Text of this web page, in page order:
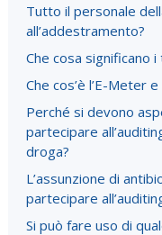
Tutto il personale
all’addestramento?
Che cosa significano i
Che cos’è l’E-Meter
Perché si devono
partecipare
droga?
L’assunzione di
partecipare
Si può fare uso di